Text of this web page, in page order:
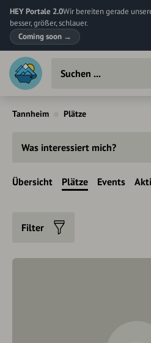
HEY Portale 2.0Wir bereiten gerade
besser, größer, schlauer.
Coming soon →
Tannheim Plätze
Was interessiert mich?
Übersicht Plätze Events
Filter